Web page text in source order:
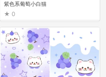
紫色系葡萄小白猫
0